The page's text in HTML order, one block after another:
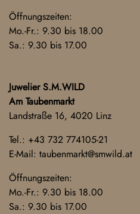
Öffnungszeiten:
Mo.-Fr.: 9.30 bis 18.00
Sa.: 9.30 bis 17.00
Juwelier S.M.WILD
Am Taubenmarkt
Landstraße 16, 4020 Linz
Tel.: +43 732 774105-21
E-Mail: taubenmarkt@smwild.at
Öffnungszeiten:
Mo.-Fr.: 9.30 bis 18.00
Sa.: 9.30 bis 17.00